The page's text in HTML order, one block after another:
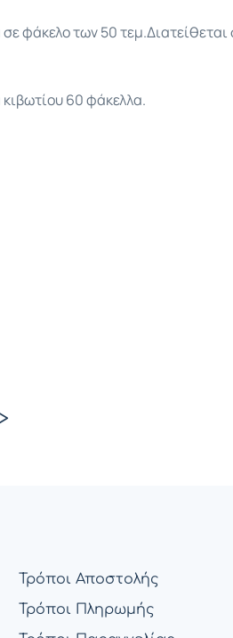
φάκελο των 50
60 φάκελλα.
Τρόποι Αποστολής
Τρόποι Πληρωμής